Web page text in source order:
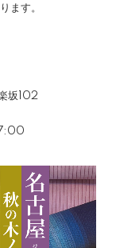
ます。
坂102